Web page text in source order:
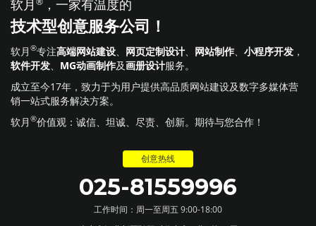
软月 ，一家有温度的
技术型创意服务公司！
软月 ®专注高端网站建设 网页定制设计 网站制作 小程序开发 ，
软件开发
MG动画制作及画册设计服务。
成立至今17年，致力于为用户提供高品质网站建设及数字多媒体营
销一站式服务解决方案。
软月 ®价值观：诚信、坦诚、尽责、创新。期待与您合作！
创意热线
025-81559996
工作时间：周一至周五 9:00-18:00